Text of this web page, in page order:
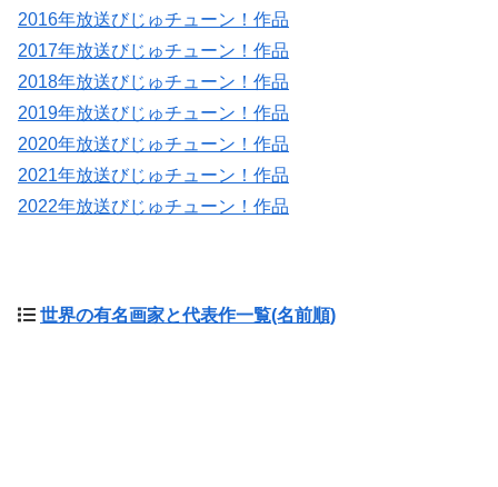
2016年放送びじゅチューン！作品
2017年放送びじゅチューン！作品
2018年放送びじゅチューン！作品
2019年放送びじゅチューン！作品
2020年放送びじゅチューン！作品
2021年放送びじゅチューン！作品
2022年放送びじゅチューン！作品
世界の有名画家と代表作一覧(名前順)